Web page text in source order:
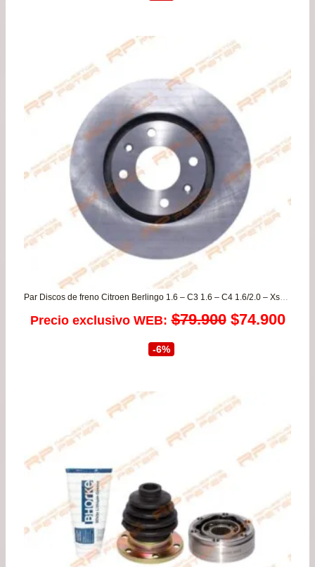
era:
$54.900.
Par Discos de freno Citroen Berlingo 1.6 – C3 1.6 – C4 1.6/2.0 – Xsara 2.0 / Peugeot 307 1.6/2.0 – 308 1.6 – Partner 1.6
Precio exclusivo WEB: $79.900 El
era:
$79.900.
$74.900El
-6%